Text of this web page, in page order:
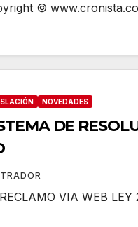
©
NOVEDADES
DE
VIA WEB